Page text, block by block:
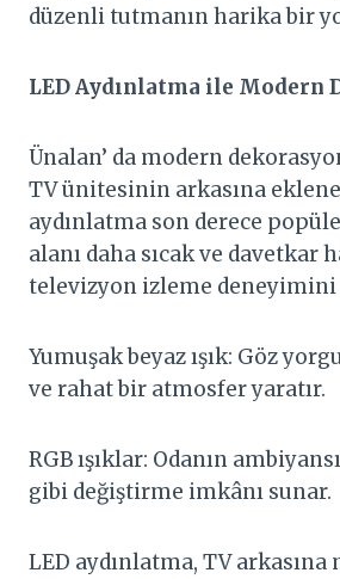
düzenli tutmanın harika bir
LED Aydınlatma ile Modern
Ünalan’ da modern
TV ünitesinin arkasına
aydınlatma son derece
alanı daha sıcak ve davetkar
televizyon izleme deneyimini
Yumuşak beyaz ışık: Göz
ve rahat bir atmosfer yaratır.
RGB ışıklar: Odanın
gibi değiştirme imkânı sunar.
LED aydınlatma, TV